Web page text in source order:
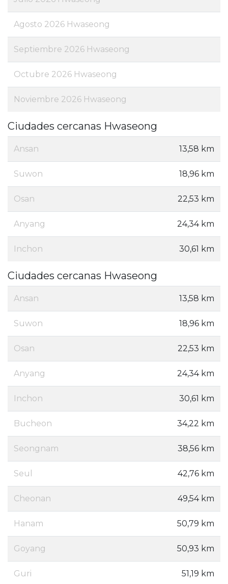
Agosto 2026 Hwaseong
Septiembre 2026 Hwaseong
Octubre 2026 Hwaseong
Noviembre 2026 Hwaseong
Ciudades cercanas Hwaseong
Ansan 13,58 km
Suwon 18,96 km
Osan 22,53 km
Anyang 24,34 km
Inchon 30,61 km
Ciudades cercanas Hwaseong
Ansan 13,58 km
Suwon 18,96 km
Osan 22,53 km
Anyang 24,34 km
Inchon 30,61 km
Bucheon 34,22 km
Seongnam 38,56 km
Seul 42,76 km
Cheonan 49,54 km
Hanam 50,79 km
Goyang 50,93 km
Guri 51,19 km